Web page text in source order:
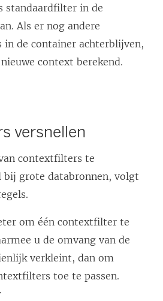
in de
Als er nog andere
de container achterblijven,
context berekend.
versnellen
contextfilters te
bij grote databronnen, volgt
om één contextfilter te
u de omvang van de
verkleint, dan om
toe te passen.